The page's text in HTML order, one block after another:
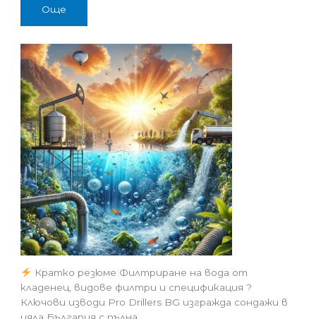
Още
Кратко резюме Филтриране на вода от
кладенец, видове филтри и спецификация ?
Ключови изводи Pro Drillers BG изгражда сондажи в